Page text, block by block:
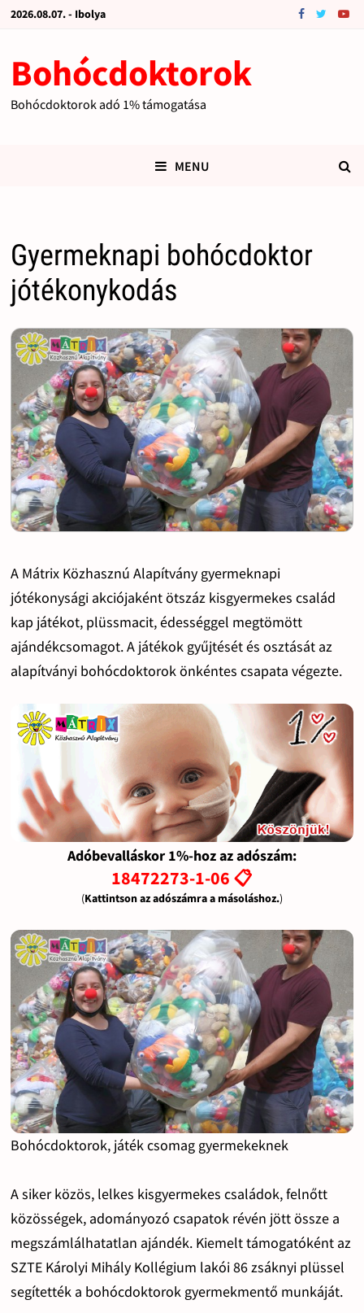
2026.08.07. - Ibolya
Bohócdoktorok
Bohócdoktorok adó 1% támogatása
MENU
Gyermeknapi bohócdoktor
jótékonykodás
A Mátrix Közhasznú Alapítvány gyermeknapi
jótékonysági akciójaként ötszáz kisgyermekes család
kap játékot, plüssmacit, édességgel megtömött
ajándékcsomagot. A játékok gyűjtését és osztását az
alapítványi bohócdoktorok önkéntes csapata végezte.
Adóbevalláskor 1%-hoz az adószám:
18472273-1-06 📋
(Kattintson az adószámra a másoláshoz.)
Bohócdoktorok, játék csomag gyermekeknek
A siker közös, lelkes kisgyermekes családok, felnőtt
közösségek, adományozó csapatok révén jött össze a
megszámlálhatatlan ajándék. Kiemelt támogatóként az
SZTE Károlyi Mihály Kollégium lakói 86 zsáknyi plüssel
segítették a bohócdoktorok gyermekmentő munkáját.